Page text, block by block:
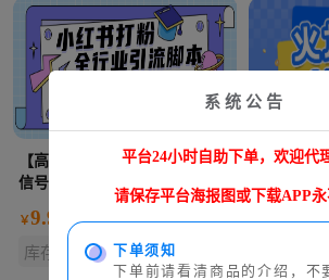
【高端精品】最新小红书直发微
信号卡片私信挂机项目，有效触
达微信不检测不封号【引流脚本
+使用教程】
￥9.99元
库存充足
【高端精
全自动挂
日入100+
程】
￥9.99元
系 统 公 告
平台24小时自助下单，欢迎代
请保存平台海报图或下载APP
下单须知
下单前请看清商品的介绍，不